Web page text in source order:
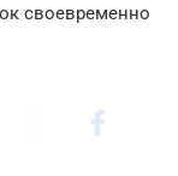
своевременно